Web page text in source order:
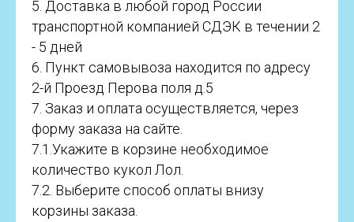
5. Доставка в любой город России
транспортной компанией СДЭК в течении 2
- 5 дней
6. Пункт самовывоза находится по адресу
2-й Проезд Перова поля д.5
7. Заказ и оплата осуществляется, через
форму заказа на сайте.
7.1.Укажите в корзине необходимое
количество кукол Лол.
7.2. Выберите способ оплаты внизу
корзины заказа.